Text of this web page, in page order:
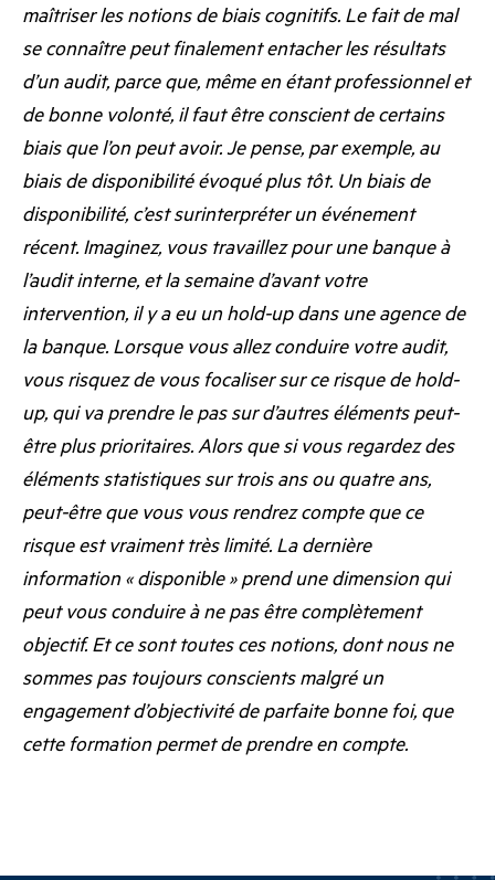
maîtriser les notions de biais cognitifs. Le fait de mal
se connaître peut finalement entacher les résultats
d’un audit, parce que, même en étant professionnel et
de bonne volonté, il faut être conscient de certains
biais que l’on peut avoir. Je pense, par exemple, au
biais de disponibilité évoqué plus tôt. Un biais de
disponibilité, c’est surinterpréter un événement
récent. Imaginez, vous travaillez pour une banque à
l’audit interne, et la semaine d’avant votre
intervention, il y a eu un hold-up dans une agence de
la banque. Lorsque vous allez conduire votre audit,
vous risquez de vous focaliser sur ce risque de hold-
up, qui va prendre le pas sur d’autres éléments peut-
être plus prioritaires. Alors que si vous regardez des
éléments statistiques sur trois ans ou quatre ans,
peut-être que vous vous rendrez compte que ce
risque est vraiment très limité. La dernière
information « disponible » prend une dimension qui
peut vous conduire à ne pas être complètement
objectif. Et ce sont toutes ces notions, dont nous ne
sommes pas toujours conscients malgré un
engagement d’objectivité de parfaite bonne foi, que
cette formation permet de prendre en compte.